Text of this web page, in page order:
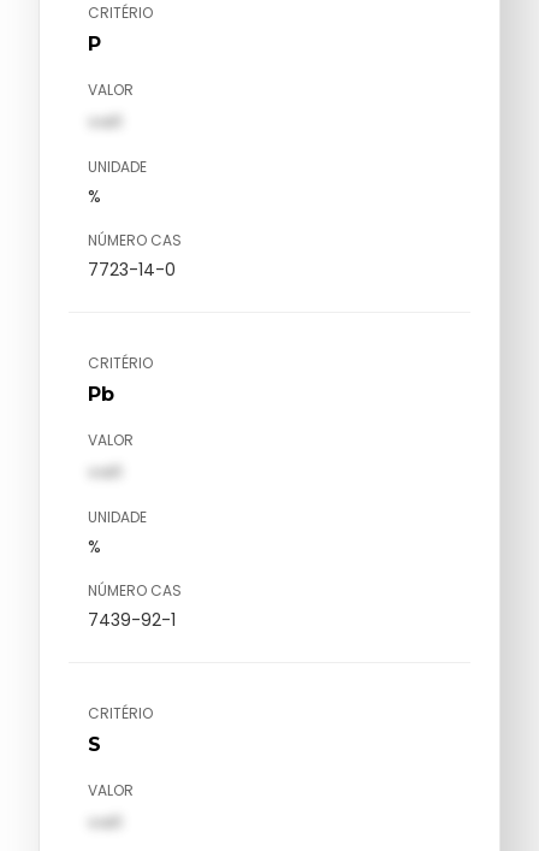
CRITÉRIO
P
VALOR
val1
UNIDADE
%
NÚMERO CAS
7723-14-0
CRITÉRIO
Pb
VALOR
val1
UNIDADE
%
NÚMERO CAS
7439-92-1
CRITÉRIO
S
VALOR
val1